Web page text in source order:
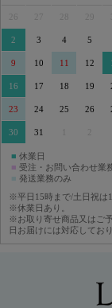
2 3 4 5
9 10 11 12
16 17 18 19
23 24 25 26
30 31
■ 休業日
■ 受注・お問い合わせ業
■ 発送業務のみ
※平日15時まで/土日祝は
※休業日あり。
※お取り寄せ商品又はご
日お届けには対応してお